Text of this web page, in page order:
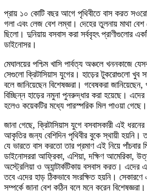
প্রায় ১০ কোটি বছর আগে পৃথিবীতে বাস করত
গলা এবং লেজ বেশ লম্বা। দেহের তুলনায় মাথা
ছিলো। দুনিয়ায় বসবাস করা সর্ববৃহৎ প্রাণীগুলোর
ডাইনোসর।
মেঘালয়ের পশ্চিম খাসি পার্বত্য অঞ্চলে খননকাজে
সেগুলো ক্রিটাসিয়াস যুগের। হাড়ের টুকরোগুলো খুব
বলে জানিয়েছেন বিশেষজ্ঞরা। গবেষকরা জানিয়েছেন,
বিচ্ছিন্ন হাড়ের নমুনা পুনরুদ্ধার করা হয়েছে।
হলেও কয়েকটির মধ্যে পারস্পরিক মিল পাওয়া গেছে।
জানা গেছে, ক্রিটাসিয়াস যুগে বসবাসকারী এই
আকৃতির জন্য বেশিদিন পৃথিবীর বুকে স্থায়ী হয়নি।
যে ভারতে বাস করতো তার প্রমাণ এই নিয়ে
ডাইনোসররা আফ্রিকা, এশিয়া, দক্ষিণ আমেরিকা,
অস্ট্রেলিয়া ও অ্যান্টার্কটিকায় বসবাস করত। এদের
তবে এদের হাড় ঠিকভাবে সংরক্ষিত হয়নি। সেকারণে
সম্পর্কে জানা বেশ কঠিন বলে মনে করেন বিশেষজ্ঞরা।